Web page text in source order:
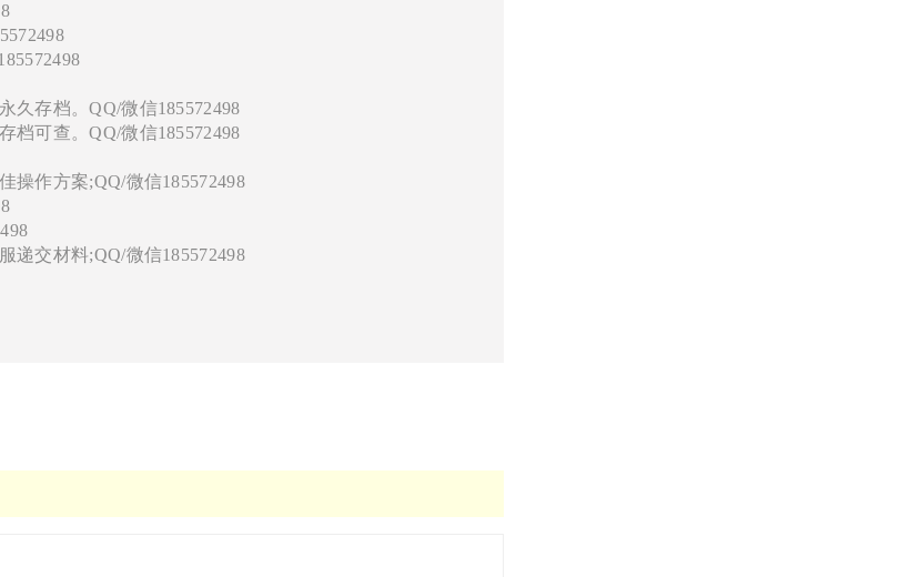
久存档。QQ/微信185572498
档可查。QQ/微信185572498
操作方案;QQ/微信185572498
递交材料;QQ/微信185572498